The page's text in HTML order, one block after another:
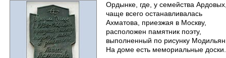
Ордынке, где, у семейства
чаще всего останавливалась
Ахматова, приезжая в Москву,
расположен памятник поэту,
выполненный по рисунку
На доме есть мемориальные доски.